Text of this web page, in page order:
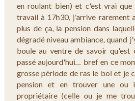
en roulant bien) et c'est vrai
travail à 17h30, j'arrive rarement
plus de ça, la pension dans
dégradé niveau ambiance, quand
boule au ventre de savoir qu'est
passé aujourd'hui… bref en ce
grosse période de ras le bol et je
pension et en trouver une
propriétaire (celle ou je me